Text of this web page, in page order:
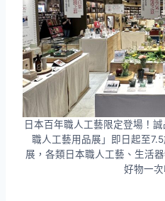
日本百年職人工藝限定登場！
職人工藝用品展」即日起至
展，各類日本職人工藝、生活
好物一次